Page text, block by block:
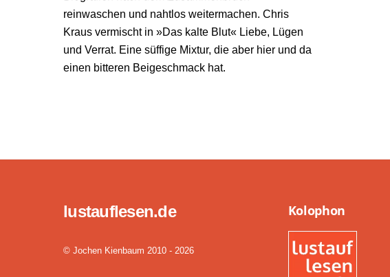
reinwaschen und nahtlos weitermachen. Chris
Kraus vermischt in »Das kalte Blut« Liebe, Lügen
und Verrat. Eine süffige Mixtur, die aber hier und da
einen bitteren Beigeschmack hat.
lustauflesen.de
© Jochen Kienbaum 2010 - 2026
Kolophon